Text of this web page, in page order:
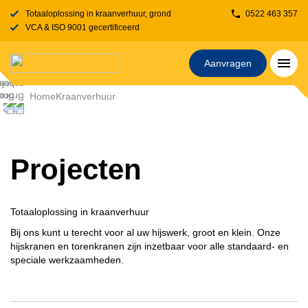
Totaaloplossing in kraanverhuur, grondverzet, transport, rijplaten en
VCA & ISO 9001 gecertificeerd
0522 463 357
Aanvragen
HomeKraanverhuur
Projecten
Totaaloplossing in kraanverhuur
Bij ons kunt u terecht voor al uw hijswerk, groot en klein. Onze
hijskranen en torenkranen zijn inzetbaar voor alle standaard- en
speciale werkzaamheden.